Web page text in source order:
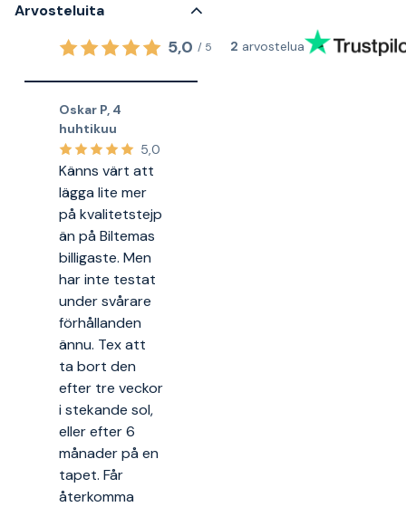
Arvosteluita
5,0 / 5 2 arvostelua
Oskar P, 4
huhtikuu
5,0
Känns värt att
lägga lite mer
på kvalitetstejp
än på Biltemas
billigaste. Men
har inte testat
under svårare
förhållanden
ännu. Tex att
ta bort den
efter tre veckor
i stekande sol,
eller efter 6
månader på en
tapet. Får
återkomma